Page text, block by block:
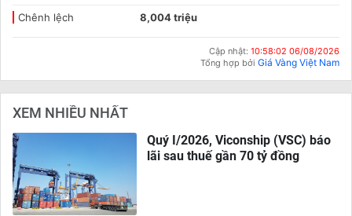
Chênh lệch
8,004 triệu
Cập nhật: 10:58:02 06/08/2026
Tổng hợp bởi Giá Vàng Việt Nam
XEM NHIỀU NHẤT
Quý I/2026, Viconship (VSC) báo
lãi sau thuế gần 70 tỷ đồng